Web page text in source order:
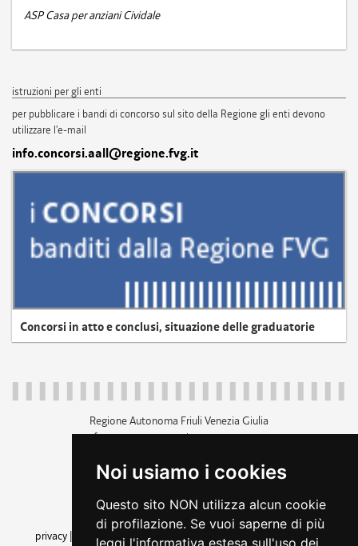
Noi usiamo i cookies
Questo sito NON utilizza alcun cookie
di profilazione. Se vuoi saperne di più
leggi l'informativa estesa sull'uso dei
ASP Casa per anziani Cividale
istruzioni per gli enti
per pubblicare i bandi di concorso sul sito della Regione gli enti devono
utilizzare l'e-mail
info.concorsi.aall@regione.fvg.it
Concorsi in atto e conclusi, situazione delle graduatorie
Regione Autonoma Friuli Venezia Giulia
c.f. 80014930327; p.iva 00526040324
+39 040 3771111
amministrazione trasparente
privacy
cookie |note legali accessibilità
dichiarazione di